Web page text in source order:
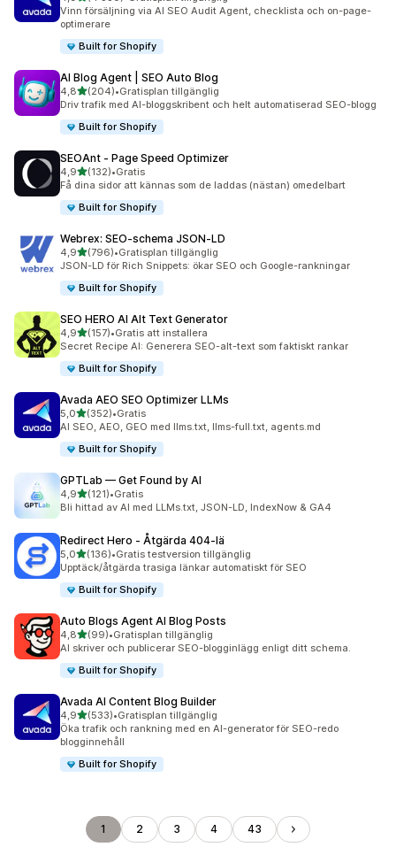
4330 recensioner totalt
Vinn försäljning via AI SEO Audit Agent, checklista och on-page-
optimerare
Built for Shopify
AI Blog Agent | SEO Auto Blog
4,8av 5 stjärnor
(204)
204 recensioner totalt
•Gratisplan tillgänglig
Driv trafik med AI-bloggskribent och helt automatiserad SEO-blogg
Built for Shopify
SEOAnt ‑ Page Speed Optimizer
4,9av 5 stjärnor
(132)
132 recensioner totalt
•Gratis
Få dina sidor att kännas som de laddas (nästan) omedelbart
Built for Shopify
Webrex: SEO‑schema JSON‑LD
4,9av 5 stjärnor
(796)
796 recensioner totalt
•Gratisplan tillgänglig
JSON-LD för Rich Snippets: ökar SEO och Google-rankningar
Built for Shopify
SEO HERO AI Alt Text Generator
4,9av 5 stjärnor
(157)
157 recensioner totalt
•Gratis att installera
Secret Recipe AI: Generera SEO-alt-text som faktiskt rankar
Built for Shopify
Avada AEO SEO Optimizer LLMs
5,0av 5 stjärnor
(352)
352 recensioner totalt
•Gratis
AI SEO, AEO, GEO med llms.txt, llms-full.txt, agents.md
Built for Shopify
GPTLab — Get Found by AI
4,9av 5 stjärnor
(121)
121 recensioner totalt
•Gratis
Bli hittad av AI med LLMs.txt, JSON-LD, IndexNow & GA4
Redirect Hero ‑ Åtgärda 404‑lä
5,0av 5 stjärnor
(136)
136 recensioner totalt
•Gratis testversion tillgänglig
Upptäck/åtgärda trasiga länkar automatiskt för SEO
Built for Shopify
Auto Blogs Agent AI Blog Posts
4,8av 5 stjärnor
(99)
99 recensioner totalt
•Gratisplan tillgänglig
AI skriver och publicerar SEO-blogginlägg enligt ditt schema.
Built for Shopify
Avada AI Content Blog Builder
4,9av 5 stjärnor
(533)
533 recensioner totalt
•Gratisplan tillgänglig
Öka trafik och rankning med en AI-generator för SEO-redo
blogginnehåll
Built for Shopify
1 2 3 4 43